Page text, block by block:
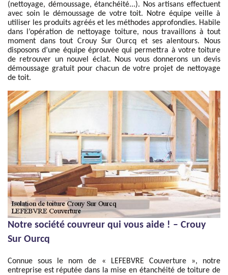
(nettoyage, démoussage, étanchéité...). Nos artisans effectuent
avec soin le démoussage de votre toit. Notre équipe veille à
utiliser les produits agréés et les méthodes approfondies. Habile
dans l’opération de nettoyage toiture, nous travaillons à tout
moment dans tout Crouy Sur Ourcq et ses alentours. Nous
disposons d’une équipe éprouvée qui permettra à votre toiture
de retrouver un nouvel éclat. Nous vous donnerons un devis
démoussage gratuit pour chacun de votre projet de nettoyage
de toit.
Notre société couvreur qui vous aide ! – Crouy
Sur Ourcq
Connue sous le nom de « LEFEBVRE Couverture », notre
entreprise est réputée dans la mise en étanchéité de toiture de